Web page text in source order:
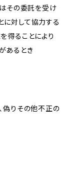
その委託を受け
対して協力する
得ることにより
あるとき
偽りその他不正の